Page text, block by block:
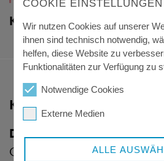
UND
KULTUR
KONTAKT
Dienstgebäude
Grafenauer Straße 44
COOKIE EINSTELLUNGEN
Wir nutzen Cookies auf unserer
ihnen sind technisch notwendig,
helfen, diese Website zu
Funktionalitäten zur Verfügung zu
Notwendige Cookies
Externe Medien
ALLE